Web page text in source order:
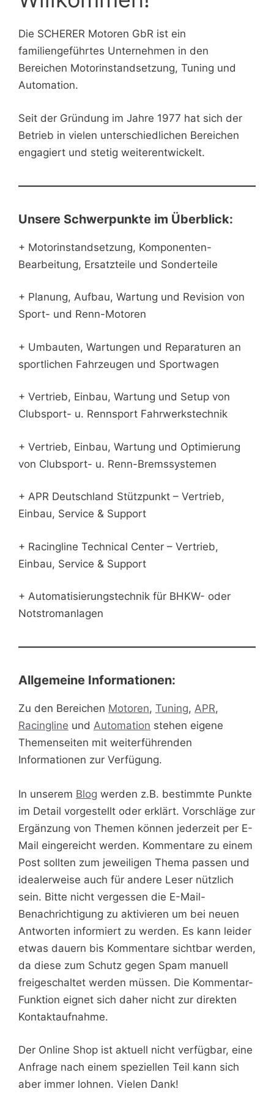
Die SCHERER Motoren GbR ist ein
familiengeführtes Unternehmen in den
Bereichen Motorinstandsetzung, Tuning und
Automation.
Seit der Gründung im Jahre 1977 hat sich der
Betrieb in vielen unterschiedlichen Bereichen
engagiert und stetig weiterentwickelt.
Unsere Schwerpunkte im Überblick:
+ Motorinstandsetzung, Komponenten-
Bearbeitung, Ersatzteile und Sonderteile
+ Planung, Aufbau, Wartung und Revision von
Sport- und Renn-Motoren
+ Umbauten, Wartungen und Reparaturen an
sportlichen Fahrzeugen und Sportwagen
+ Vertrieb, Einbau, Wartung und Setup von
Clubsport- u. Rennsport Fahrwerkstechnik
+ Vertrieb, Einbau, Wartung und Optimierung
von Clubsport- u. Renn-Bremssystemen
+ APR Deutschland Stützpunkt – Vertrieb,
Einbau, Service & Support
+ Racingline Technical Center – Vertrieb,
Einbau, Service & Support
+ Automatisierungstechnik für BHKW- oder
Notstromanlagen
Allgemeine Informationen:
Zu den Bereichen Motoren, Tuning, APR,
Racingline und Automation stehen eigene
Themenseiten mit weiterführenden
Informationen zur Verfügung.
In unserem Blog werden z.B. bestimmte Punkte
im Detail vorgestellt oder erklärt. Vorschläge zur
Ergänzung von Themen können jederzeit per E-
Mail eingereicht werden. Kommentare zu einem
Post sollten zum jeweiligen Thema passen und
idealerweise auch für andere Leser nützlich
sein. Bitte nicht vergessen die E-Mail-
Benachrichtigung zu aktivieren um bei neuen
Antworten informiert zu werden. Es kann leider
etwas dauern bis Kommentare sichtbar werden,
da diese zum Schutz gegen Spam manuell
freigeschaltet werden müssen. Die Kommentar-
Funktion eignet sich daher nicht zur direkten
Kontaktaufnahme.
Der Online Shop ist aktuell nicht verfügbar, eine
Anfrage nach einem speziellen Teil kann sich
aber immer lohnen. Vielen Dank!